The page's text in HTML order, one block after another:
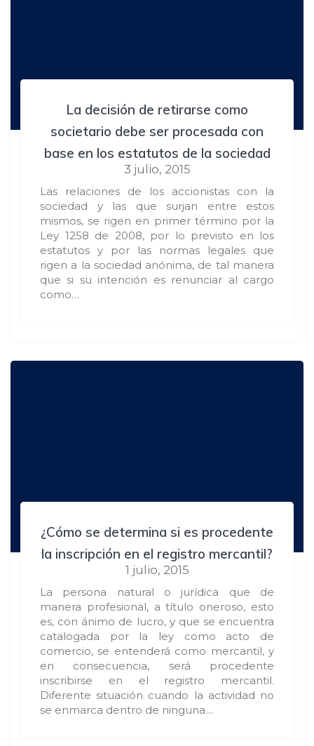
La decisión de retirarse como
societario debe ser procesada con
base en los estatutos de la sociedad
3 julio, 2015
Las relaciones de los accionistas con la
sociedad y las que surjan entre estos
mismos, se rigen en primer término por la
Ley 1258 de 2008, por lo previsto en los
estatutos y por las normas legales que
rigen a la sociedad anónima, de tal manera
que si su intención es renunciar al cargo
como…
¿Cómo se determina si es procedente
la inscripción en el registro mercantil?
1 julio, 2015
La persona natural o jurídica que de
manera profesional, a título oneroso, esto
es, con ánimo de lucro, y que se encuentra
catalogada por la ley como acto de
comercio, se entenderá como mercantil, y
en consecuencia, será procedente
inscribirse en el registro mercantil.
Diferente situación cuando la actividad no
se enmarca dentro de ninguna…